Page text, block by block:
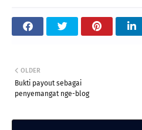
OLDER
Bukti payout sebagai
penyemangat nge-blog